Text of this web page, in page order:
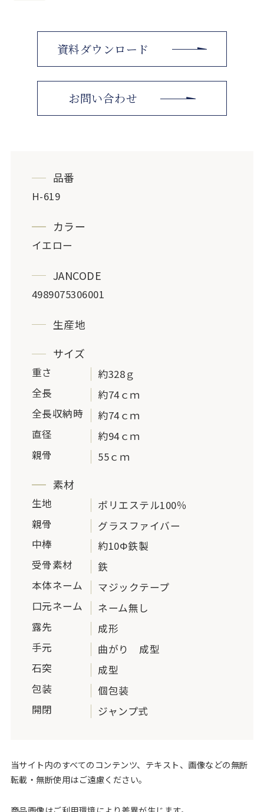
お問い合わせ
資料ダウンロード
品番
H-619
カラー
イエロー
JANCODE
4989075306001
生産地
サイズ
重さ
約328ｇ
全長
約74ｃｍ
全長収納時
約74ｃｍ
直径
約94ｃｍ
親骨
55ｃｍ
素材
生地
ポリエステル100％
親骨
グラスファイバー
中棒
約10Φ鉄製
受骨素材
鉄
本体ネーム
マジックテープ
口元ネーム
ネーム無し
露先
成形
手元
曲がり 成型
石突
成型
包装
個包装
開閉
ジャンプ式
当サイト内のすべてのコンテンツ、テキスト、画像などの無断
転載・無断使用はご遠慮ください。